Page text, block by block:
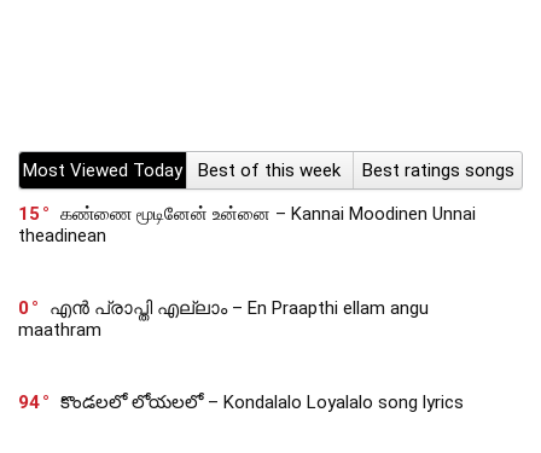
Most Viewed Today Best of this week
Best ratings songs
15
கண்ணை மூடினேன் உன்னை – Kannai Moodinen Unnai
theadinean
0
എൻ പ്രാപ്തി എല്ലാം – En Praapthi ellam angu
maathram
94 కొండలలో లోయలలో – Kondalalo Loyalalo song lyrics